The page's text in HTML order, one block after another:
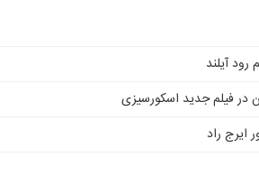
در فیلم جدید اسکورسیزی
ایرج راد